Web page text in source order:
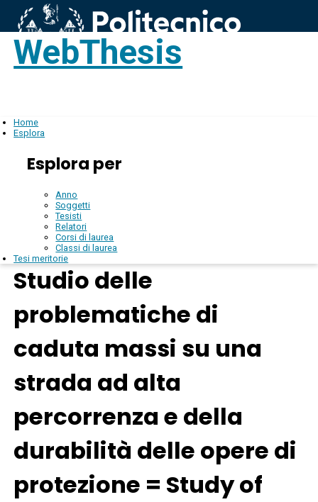
WebThesis
Home
Esplora
Esplora per
Anno
Soggetti
Tesisti
Relatori
Corsi di laurea
Classi di laurea
Tesi meritorie
Studio delle
problematiche di
caduta massi su una
strada ad alta
percorrenza e della
durabilità delle opere di
protezione = Study of